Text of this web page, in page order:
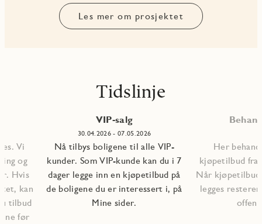
Les mer om prosjektet
Tidslinje
Vi
og
Hvis
kan
tilbud
før
VIP-salg
30.04.2026 - 07.05.2026
Nå tilbys boligene til alle VIP-
kunder. Som VIP-kunde kan du i 7
dager legge inn en kjøpetilbud på
de boligene du er interessert i, på
Mine sider.
Her
kjøpetilbud fra
Når
legges